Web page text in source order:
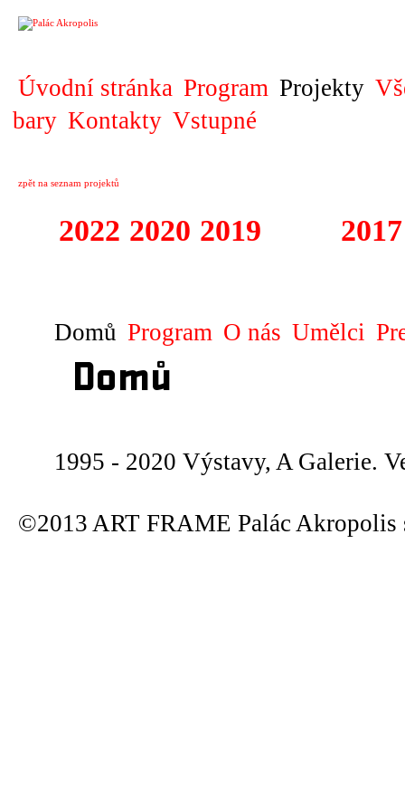
Úvodní stránka Program Projekty
bary Kontakty Vstupné
zpět na seznam projektů
2022 2020 2019 2017
Domů Program O nás Umělci
Domů
1995 - 2020 Výstavy, A Galerie.
©2013 ART FRAME Palác Akropolis